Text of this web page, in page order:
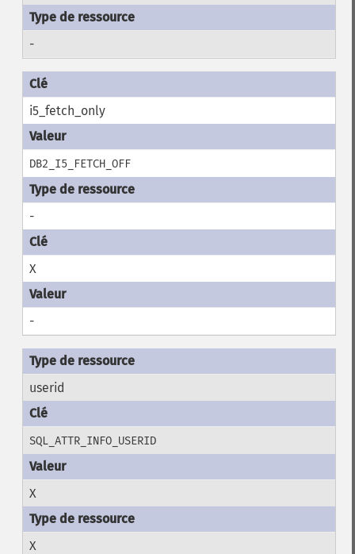
-
i5_fetch_only
DB2_I5_FETCH_OFF
-
X
-
userid
SQL_ATTR_INFO_USERID
X
X